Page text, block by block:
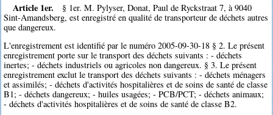
Article 1er.
§ 1er. M. Pylyser, Donat, Paul de Ryckstraat 7, à 9040
Sint-Amandsberg, est enregistré en qualité de transporteur de déchets autres
que dangereux.
L'enregistrement est identifié par le numéro 2005-09-30-18 § 2. Le présent
enregistrement porte sur le transport des déchets suivants : - déchets
inertes; - déchets industriels ou agricoles non dangereux. § 3. Le présent
enregistrement exclut le transport des déchets suivants : - déchets ménagers
et assimilés; - déchets d'activités hospitalières et de soins de santé de classe
B1; - déchets dangereux; - huiles usagées; - PCB/PCT; - déchets animaux;
- déchets d'activités hospitalières et de soins de santé de classe B2.